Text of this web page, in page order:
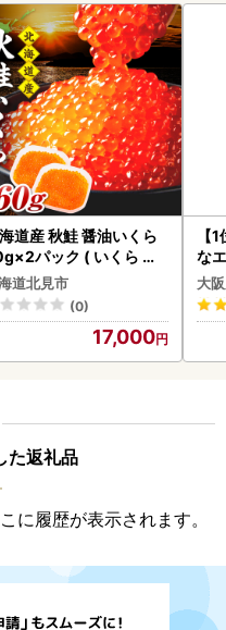
道産 秋鮭 醤油いくら
パック ( いくら イ
魚卵 鮭 サケ さけ 鮭い
醤油漬け パック 北海
ふるさと納税 秋鮭 )【
道北見市
(0)
17,000
【
な
大
た返礼品
に履歴が表示されます。